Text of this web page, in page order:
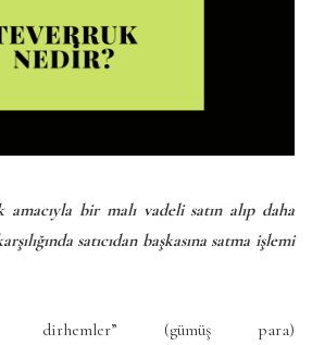
bir malı vadeli satın alıp daha
satıcıdan başkasına satma işlemi
dirhemler” (gümüş para)